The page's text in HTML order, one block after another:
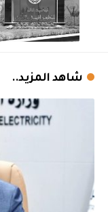
شاهد المزيد..